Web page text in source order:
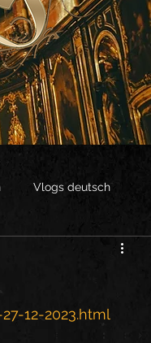
Vlogs deutsch
12-2023.html